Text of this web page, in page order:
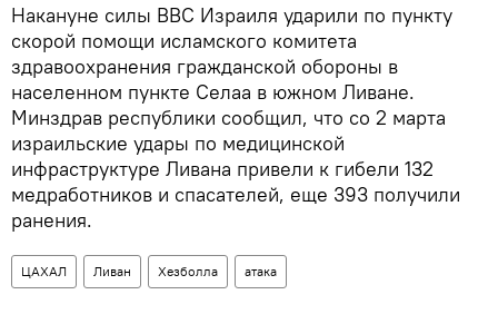
Накануне силы ВВС Израиля ударили по пункту
скорой помощи исламского комитета
здравоохранения гражданской обороны в
населенном пункте Селаа в южном Ливане.
Минздрав республики сообщил, что со 2 марта
израильские удары по медицинской
инфраструктуре Ливана привели к гибели 132
медработников и спасателей, еще 393 получили
ранения.
ЦАХАЛ Ливан Хезболла атака